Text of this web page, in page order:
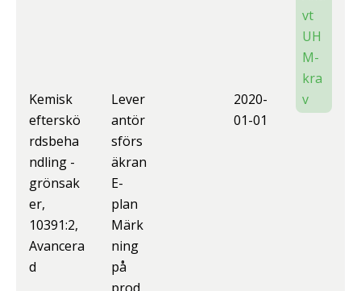
Kemisk
efterskö
rdsbeha
ndling -
grönsak
er,
10391:2,
Avancera
d
Lever
antör
sförs
äkran
E-
plan
Märk
ning
på
2020-
01-01
vt
UH
M-
kra
v